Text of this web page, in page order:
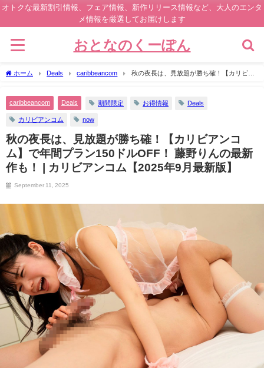
オトクな最新割引情報、フェア情報、新作リリース情報など、大人のエンタ
メ情報を厳選してお届けします
おとなのくーぽん
ホーム Deals caribbeancom
秋の夜長は、見放題が勝ち確！【カリビア
caribbeancom
Deals 期間限定 お得情報 Deals
カリビアンコム now
秋の夜長は、見放題が勝ち確！【カリビアンコ
ム】で年間プラン150ドルOFF！ 藤野りんの最新
作も！ | カリビアンコム【2025年9月最新版】
September 11, 2025